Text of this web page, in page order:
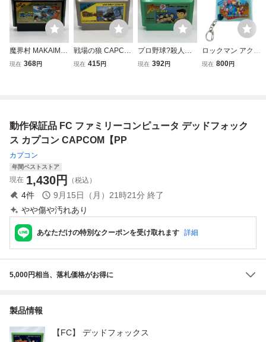
魔界村 MAKAIMU
RA CAPCOM カプ
トリッジ
現在 368円
戦場の狼 CAPCO
M 1986 カプコン
セット カートリッ
ジ
現在 415円
プロ野球?殺人事
件! 1988 c CAPC
カートリッジ
現在 392円
ロックマン アクリ
ルキーホルダー 非
現在 800円
動作保証品 FC ファミリーコンピュータ デッドフォック
ス カプコン CAPCOM【PP
カプコン
年間ベストストア
現在 1,430円 （税込）
4件 9月15日（月）21時21分 終了
やや傷や汚れあり
あなただけの特別なクーポンを受け取れます 詳細
5,000円相当、落札価格がお得に
製品情報
【FC】 デッドフォックス